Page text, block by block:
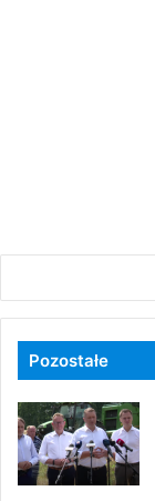
Pozostałe